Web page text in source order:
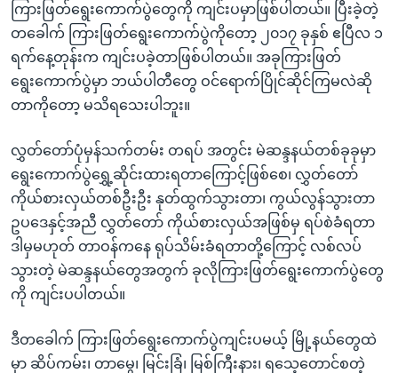
ကြားဖြတ်ရွေးကောက်ပွဲတွေကို ကျင်းပမှာဖြစ်ပါတယ်။ ပြီးခဲ့တဲ့
တခေါက် ကြားဖြတ်ရွေးကောက်ပွဲကိုတော့ ၂၀၁၇ ခုနှစ် ဧပြီလ ၁
ရက်နေ့တုန်းက ကျင်းပခဲ့တာဖြစ်ပါတယ်။ အခုကြားဖြတ်
ရွေးကောက်ပွဲမှာ ဘယ်ပါတီတွေ ဝင်ရောက်ပြိုင်ဆိုင်ကြမလဲဆို
တာကိုတော့ မသိရသေးပါဘူး။
လွှတ်တော်ပုံမှန်သက်တမ်း တရပ် အတွင်း မဲဆန္ဒနယ်တစ်ခုခုမှာ
ရွေးကောက်ပွဲရွှေ့ဆိုင်းထားရတာကြောင့်ဖြစ်စေ၊ လွှတ်တော်
ကိုယ်စားလှယ်တစ်ဦးဦး နုတ်ထွက်သွားတာ၊ ကွယ်လွန်သွားတာ
ဥပဒေနှင့်အညီ လွှတ်တော် ကိုယ်စားလှယ်အဖြစ်မှ ရပ်စဲခံရတာ
ဒါမှမဟုတ် တာဝန်ကနေ ရုပ်သိမ်းခံရတာတို့ကြောင့် လစ်လပ်
သွားတဲ့ မဲဆန္ဒနယ်တွေအတွက် ခုလိုကြားဖြတ်ရွေးကောက်ပွဲတွေ
ကို ကျင်းပပါတယ်။
ဒီတခေါက် ကြားဖြတ်ရွေးကောက်ပွဲကျင်းပမယ့် မြို့နယ်တွေထဲ
မှာ ဆိပ်ကမ်း၊ တာမွေ၊ မြင်းခြံ၊ မြစ်ကြီးနား၊ ရသေ့တောင်စတဲ့